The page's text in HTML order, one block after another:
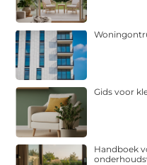
Gids voor
Handboek